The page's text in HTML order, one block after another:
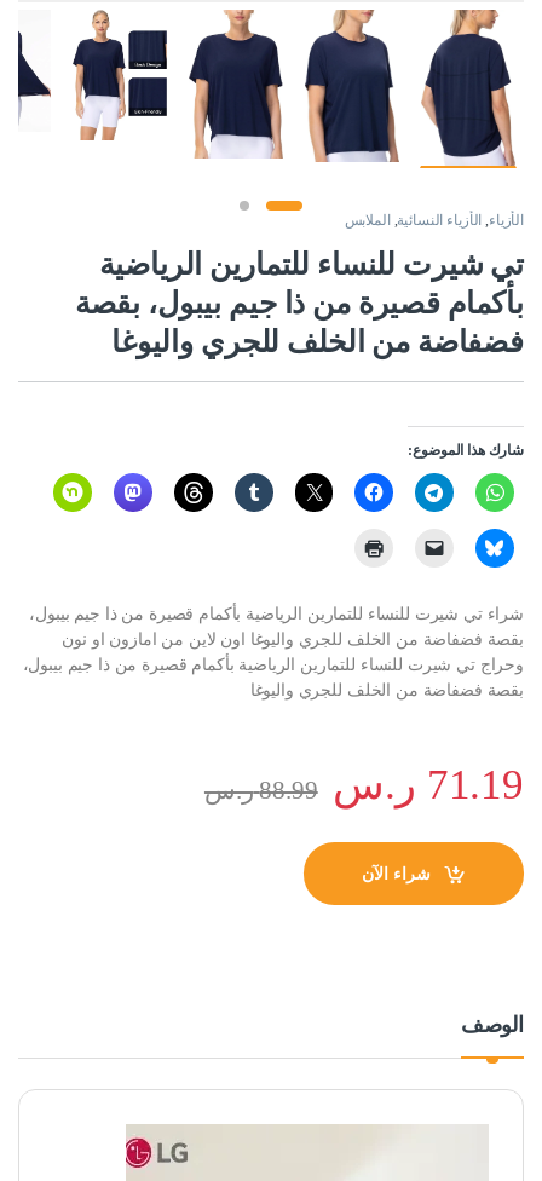
الأزياء, الأزياء النسائية, الملابس
تي شيرت للنساء للتمارين الرياضية
بأكمام قصيرة من ذا جيم بيبول، بقصة
فضفاضة من الخلف للجري واليوغا
شارك هذا الموضوع:
شراء تي شيرت للنساء للتمارين الرياضية بأكمام قصيرة من ذا جيم بيبول،
بقصة فضفاضة من الخلف للجري واليوغا اون لاين من امازون او نون
وحراج تي شيرت للنساء للتمارين الرياضية بأكمام قصيرة من ذا جيم بيبول،
بقصة فضفاضة من الخلف للجري واليوغا
71.19 ر.س 88.99 ر.س
شراء الآن
الوصف